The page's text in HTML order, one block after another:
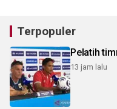
Terpopuler
Pelatih
13 jam lalu